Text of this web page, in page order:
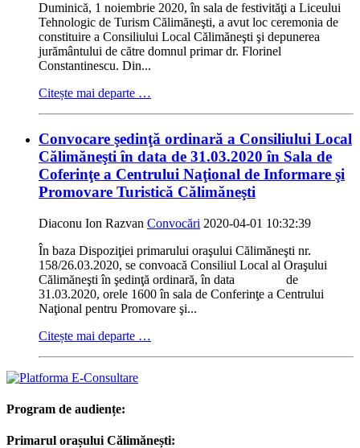
Duminică, 1 noiembrie 2020, în sala de festivităţi a Liceului
Tehnologic de Turism Călimăneşti, a avut loc ceremonia de
constituire a Consiliului Local Călimăneşti şi depunerea
jurământului de către domnul primar dr. Florinel
Constantinescu. Din...
Citește mai departe …
Convocare şedinţă ordinară a Consiliului Local
Călimăneşti în data de 31.03.2020 în Sala de
Coferinţe a Centrului Naţional de Informare şi
Promovare Turistică Călimăneşti
Diaconu Ion Razvan Convocări 2020-04-01 10:32:39
În baza Dispoziţiei primarului oraşului Călimăneşti nr.
158/26.03.2020, se convoacă Consiliul Local al Oraşului
Călimăneşti în şedinţă ordinară, în data de
31.03.2020, orele 1600 în sala de Conferinţe a Centrului
Naţional pentru Promovare şi...
Citește mai departe …
Program de audiențe:
Primarul orașului Călimănești: